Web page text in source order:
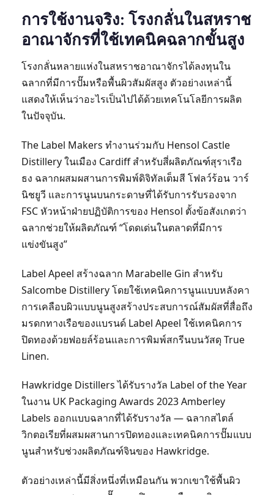
การใช้งานจริง: โรงกลั่นในสหราช
อาณาจักรที่ใช้เทคนิคฉลากขั้นสูง
โรงกลั่นหลายแห่งในสหราชอาณาจักรได้ลงทุนใน
ฉลากที่มีการปั๊มหรือพื้นผิวสัมผัสสูง ตัวอย่างเหล่านี้
แสดงให้เห็นว่าอะไรเป็นไปได้ด้วยเทคโนโลยีการผลิต
ในปัจจุบัน.
The Label Makers ทำงานร่วมกับ Hensol Castle
Distillery ในเมือง Cardiff สำหรับสี่ผลิตภัณฑ์สุราเรือ
ธง ฉลากผสมผสานการพิมพ์ดิจิทัลเต็มสี โฟลว์ร้อน วาร์
นิชยูวี และการนูนบนกระดาษที่ได้รับการรับรองจาก
FSC หัวหน้าฝ่ายปฏิบัติการของ Hensol ตั้งข้อสังเกตว่า
ฉลากช่วยให้ผลิตภัณฑ์ “โดดเด่นในตลาดที่มีการ
แข่งขันสูง”
Label Apeel สร้างฉลาก Marabelle Gin สำหรับ
Salcombe Distillery โดยใช้เทคนิคการนูนแบบหลังคา
การเคลือบผิวแบบนูนสูงสร้างประสบการณ์สัมผัสที่สื่อถึง
มรดกทางเรือของแบรนด์ Label Apeel ใช้เทคนิคการ
ปิดทองด้วยฟอยล์ร้อนและการพิมพ์สกรีนบนวัสดุ True
Linen.
Hawkridge Distillers ได้รับรางวัล Label of the Year
ในงาน UK Packaging Awards 2023 Amberley
Labels ออกแบบฉลากที่ได้รับรางวัล — ฉลากสไตล์
วิกตอเรียที่ผสมผสานการปิดทองและเทคนิคการปั๊มแบบ
นูนสำหรับช่วงผลิตภัณฑ์จินของ Hawkridge.
ตัวอย่างเหล่านี้มีสิ่งหนึ่งที่เหมือนกัน พวกเขาใช้พื้นผิว